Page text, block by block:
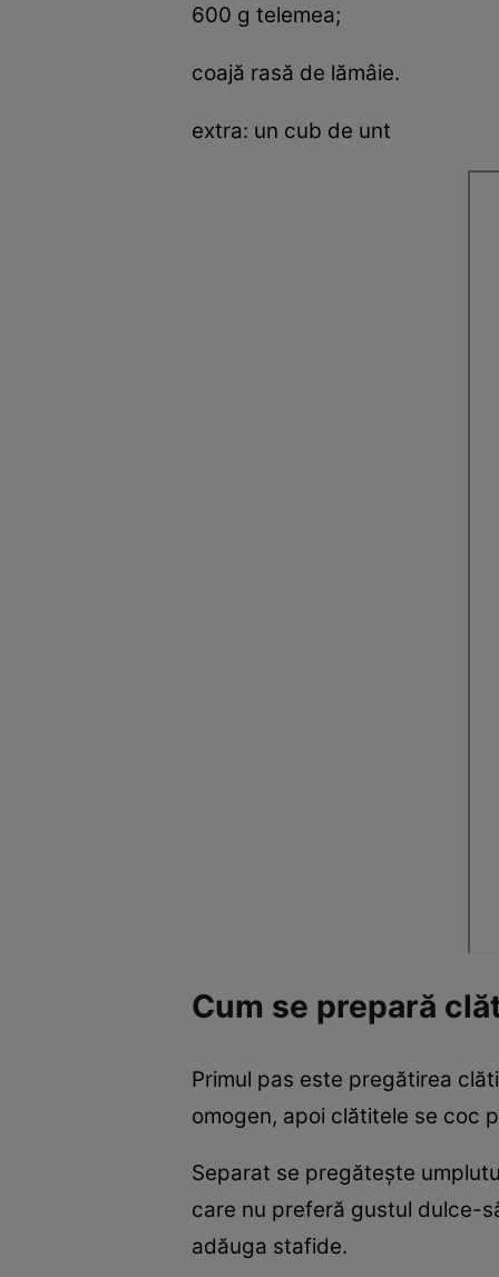
600 g telemea;
coajă rasă de lămâie.
extra: un cub de unt
Cum se prepară
Primul pas este pregătirea
omogen, apoi clătitele se coc
Separat se pregătește
care nu preferă gustul dulce-
adăuga stafide.